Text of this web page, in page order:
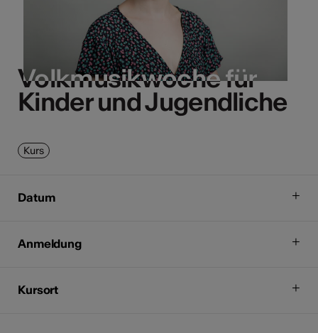
Volkmusikwoche für
Kinder und Jugendliche
Volkmusikwoche für
Kinder und Jugendliche
Kurs
Datum
Anmeldung
Kursort